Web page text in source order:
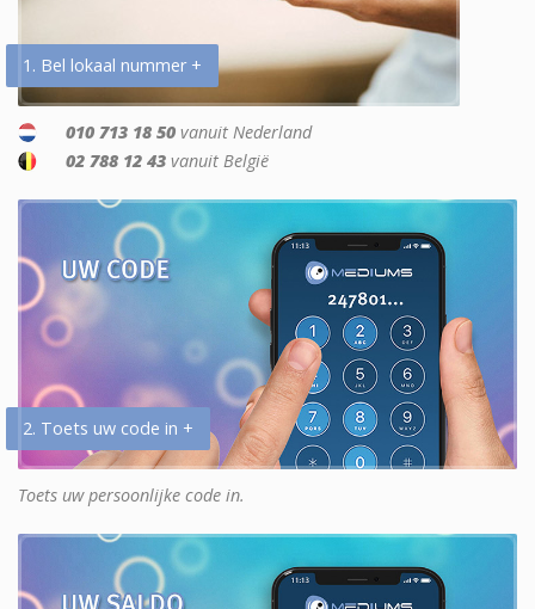
1. Bel lokaal nummer +
010 713 18 50 vanuit Nederland
02 788 12 43 vanuit België
2. Toets uw code in +
Toets uw persoonlijke code in.